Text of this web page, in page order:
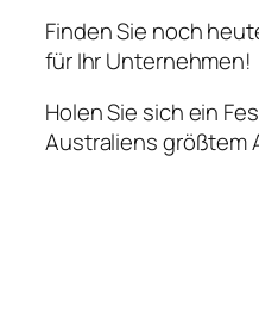
Finden Sie noch
für Ihr Unternehmen!
Holen Sie sich ein
Australiens größtem